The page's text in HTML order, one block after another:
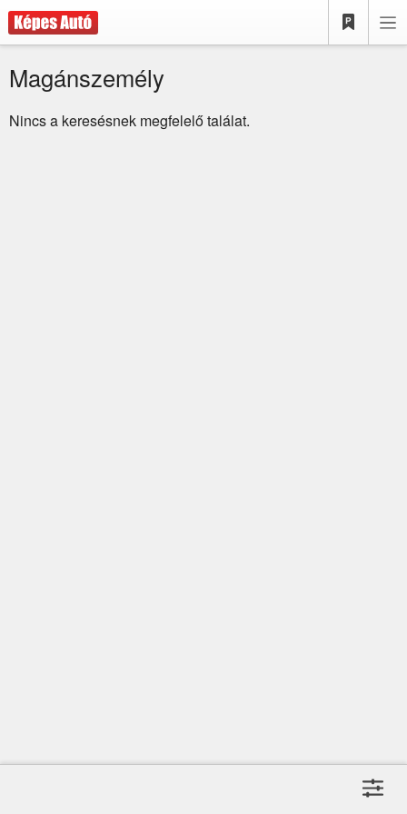
Magánszemély
Nincs a keresésnek megfelelő találat.